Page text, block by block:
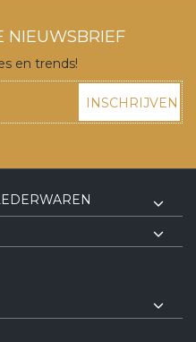
NIEUWSBRIEF
en trends!
INSCHRIJVEN